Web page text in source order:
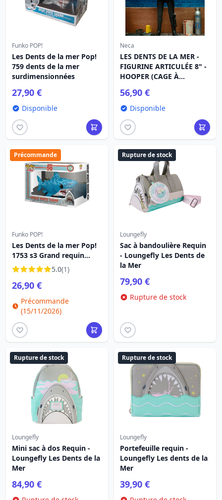
Funko POP!
Les Dents de la mer Pop!
759 dents de la mer
surdimensionnées
27,90 €
Disponible
Neca
LES DENTS DE LA MER -
FIGURINE ARTICULÉE 8" -
HOOPER (CAGE À
56,90 €
Disponible
Précommande
Funko POP!
Les Dents de la mer Pop!
1753 s3 Grand requin
blanc rétro 15 cm
5.0(1)
26,90 €
Précommande
(15/11/2026)
Rupture de stock
Loungefly
Sac à bandoulière Requin
- Loungefly Les Dents de
la Mer
79,90 €
Rupture de stock
Rupture de stock
Loungefly
Mini sac à dos Requin -
Loungefly Les Dents de la
Mer
84,90 €
Rupture de stock
Loungefly
Portefeuille requin -
Loungefly Les dents de la
Mer
39,90 €